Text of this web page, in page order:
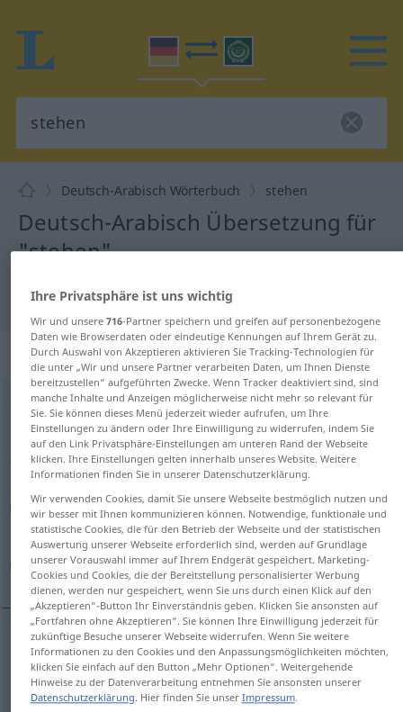
Deutsch-Arabisch Wörterbuch stehen
Deutsch-Arabisch Übersetzung für
"stehen"
"stehen" Arabisch Übersetzung
„stehen“: intransitives Verb
stehenv/i
Übersicht aller Übersetzungen
(Für mehr Details die Übersetzung anklicken/antippen)
وقف, يوجد, كان, توقف, كان, مكتوب , جاء , ناسب ,
وقف
مولع
وقف [waqafa, jaqifu] stehen(aufrecht)
يوجد[juːdʒadu] stehen
Ihre Privatsphäre ist uns wichtig
Wir und unsere 716-Partner speichern und greifen auf personenbezogene
Daten wie Browserdaten oder eindeutige Kennungen auf Ihrem Gerät zu.
Durch Auswahl von Akzeptieren aktivieren Sie Tracking-Technologien für
die unter „Wir und unsere Partner verarbeiten Daten, um Ihnen Dienste
bereitzustellen“ aufgeführten Zwecke. Wenn Tracker deaktiviert sind, sind
manche Inhalte und Anzeigen möglicherweise nicht mehr so relevant für
Sie. Sie können dieses Menü jederzeit wieder aufrufen, um Ihre
Einstellungen zu ändern oder Ihre Einwilligung zu widerrufen, indem Sie
auf den Link Privatsphäre-Einstellungen am unteren Rand der Webseite
klicken. Ihre Einstellungen gelten innerhalb unseres Website. Weitere
Informationen finden Sie in unserer Datenschutzerklärung.
Wir verwenden Cookies, damit Sie unsere Webseite bestmöglich nutzen und
wir besser mit Ihnen kommunizieren können. Notwendige, funktionale und
statistische Cookies, die für den Betrieb der Webseite und der statistischen
Auswertung unserer Webseite erforderlich sind, werden auf Grundlage
unserer Vorauswahl immer auf Ihrem Endgerät gespeichert. Marketing-
Cookies und Cookies, die der Bereitstellung personalisierter Werbung
dienen, werden nur gespeichert, wenn Sie uns durch einen Klick auf den
„Akzeptieren“-Button Ihr Einverständnis geben. Klicken Sie ansonsten auf
„Fortfahren ohne Akzeptieren“. Sie können Ihre Einwilligung jederzeit für
zukünftige Besuche unserer Webseite widerrufen. Wenn Sie weitere
Informationen zu den Cookies und den Anpassungsmöglichkeiten möchten,
klicken Sie einfach auf den Button „Mehr Optionen“. Weitergehende
Hinweise zu der Datenverarbeitung entnehmen Sie ansonsten unserer
Datenschutzerklärung. Hier finden Sie unser Impressum.